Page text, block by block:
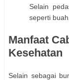
Selain
seperti
Manfaat
Kesehatan
Selain sebagai